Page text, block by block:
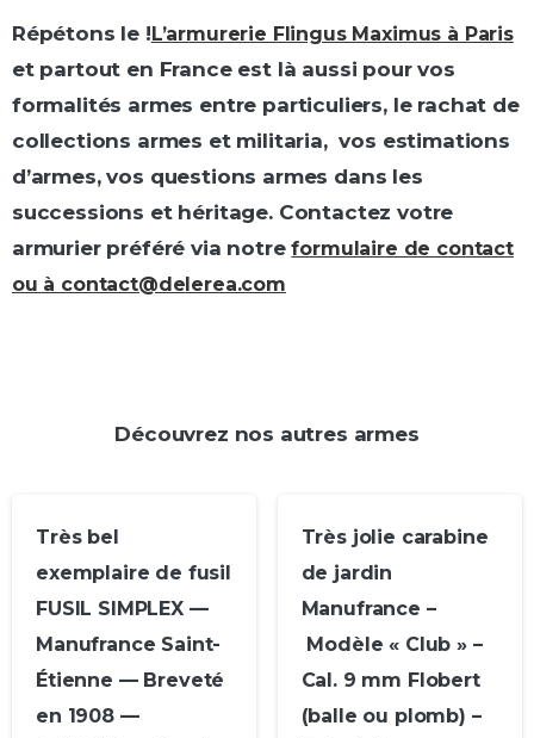
Répétons le !L’armurerie Flingus Maximus à Paris
et partout en France est là aussi pour vos
formalités armes entre particuliers, le rachat de
collections armes et militaria, vos estimations
d’armes, vos questions armes dans les
successions et héritage. Contactez votre
armurier préféré via notreformulaire de contact
ou à contact@delerea.com
Découvrez nos autres armes
Très bel
exemplaire de fusil
FUSIL SIMPLEX —
Manufrance Saint-
Étienne — Breveté
en 1908 —
Très jolie carabine
de jardin
Manufrance –
Modèle « Club » –
Cal. 9 mm Flobert
(balle ou plomb) –